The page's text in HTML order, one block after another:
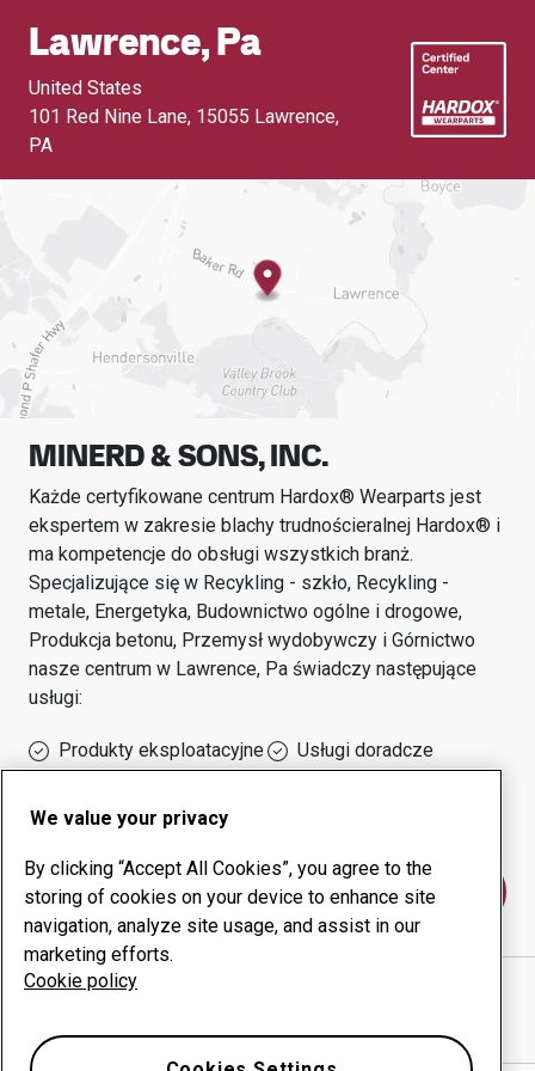
Lawrence, Pa
United States
101 Red Nine Lane, 15055 Lawrence,
PA
MINERD & SONS, INC.
Każde certyfikowane centrum Hardox® Wearparts jest
ekspertem w zakresie blachy trudnościeralnej Hardox® i
ma kompetencje do obsługi wszystkich branż.
Specjalizujące się w Recykling - szkło, Recykling -
metale, Energetyka, Budownictwo ogólne i drogowe,
Produkcja betonu, Przemysł wydobywczy i Górnictwo
nasze centrum w Lawrence, Pa świadczy następujące
usługi:
Produkty eksploatacyjne
Usługi doradcze
sprawności urządzeń
Skontaktuj się z nami
MINERD & SONS, INC.
We value your privacy
By clicking “Accept All Cookies”, you agree to the
storing of cookies on your device to enhance site
navigation, analyze site usage, and assist in our
marketing efforts.
Cookie policy